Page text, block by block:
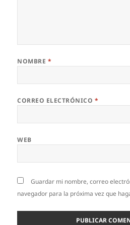
NOMBRE *
CORREO ELECTRÓNICO *
WEB
Guardar mi nombre, correo
navegador para la próxima vez que